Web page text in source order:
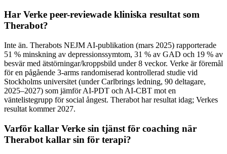
Har Verke peer-reviewade kliniska resultat som
Therabot?
Inte än. Therabots NEJM AI-publikation (mars 2025) rapporterade
51 % minskning av depressionssymtom, 31 % av GAD och 19 % av
besvär med ätstörningar/kroppsbild under 8 veckor. Verke är föremål
för en pågående 3-arms randomiserad kontrollerad studie vid
Stockholms universitet (under Carlbrings ledning, 90 deltagare,
2025–2027) som jämför AI-PDT och AI-CBT mot en
väntelistegrupp för social ångest. Therabot har resultat idag; Verkes
resultat kommer 2027.
Varför kallar Verke sin tjänst för coaching när
Therabot kallar sin för terapi?